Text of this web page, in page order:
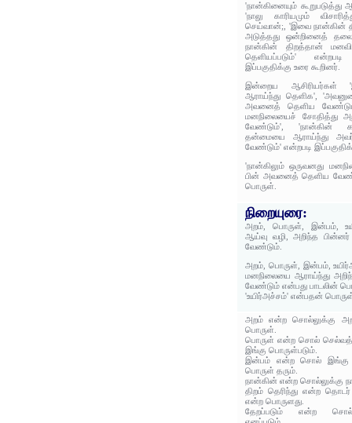
'நான்கினையும் கூறுபடுத்து
'நாலு காரியமும்
செய்வான்;, 'இவை நான்கின்
அடுத்தது ஒன்றினைத்
நான்கின் திறத்தான்
தெளியப்படும்'
இப்பகுதிக்கு உரை கூறினர்.
இன்றைய ஆசிரியர்கள்
ஆராய்ந்து தெளிக',
அவனைத் தெளிய
மனநிலையைச் சோதித்து
வேண்டும்', 'நான்கின்
தன்மையை ஆராய்ந்து அவர்
வேண்டும்' என்றபடி
'நான்கிலும் ஒருவனது
பின் அவனைத் தெளிய
பொருள்.
நிறையுரை:
அறம், பொருள், இன்பம்,
ஆய்வு வழி, அறிந்த பின்னர்
வேண்டும்.
அறம், பொருள், இன்பம்,
மனநிலையை ஆராய்ந்து
வேண்டும் என்பது பாடலின்
'உயிர்அச்சம்' என்பதன்
அறம் என்ற சொல்லுக்கு
பொருள்.
பொருள் என்ற சொல்
இங்கு பொருள்படும்.
இன்பம் என்ற சொல் இங்கு
பொருள் தரும்.
நான்கின் என்ற சொல்லுக்கு
திறம் தெரிந்து என்ற
என்ற பொருளது.
தேறப்படும் என்ற சொல்